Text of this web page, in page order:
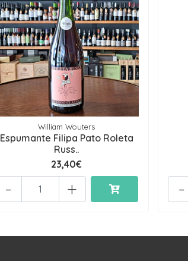
William Wouters
Espumante Filipa Pato Roleta
Russ..
23,40€
+
- -